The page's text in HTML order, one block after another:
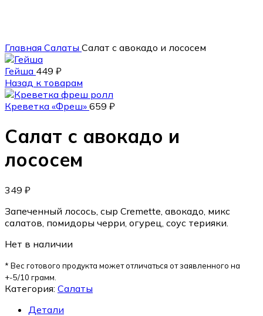
Главная Салаты Салат с авокадо и лососем
Гейша 449 ₽
Назад к товарам
Креветка «Фреш» 659 ₽
Салат с авокадо и
лососем
349 ₽
Запеченный лосось, сыр Cremette, авокадо, микс
салатов, помидоры черри, огурец, соус терияки.
Нет в наличии
* Вес готового продукта может отличаться от заявленного на
+-5/10 грамм.
Категория: Салаты
Детали